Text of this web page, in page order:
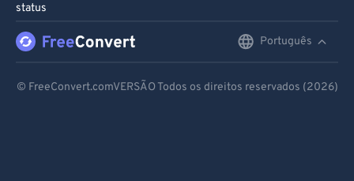
status
Português
© FreeConvert.comVERSÃO Todos os direitos reservados (2026)